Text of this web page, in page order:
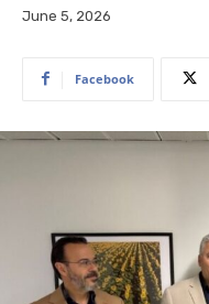
June 5, 2026
Facebook